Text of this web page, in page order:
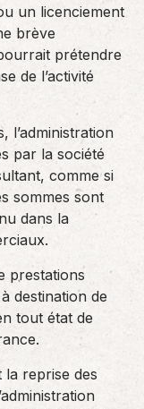
un licenciement
brève
prétendre
de l’activité
l’administration
par la société
comme si
sommes sont
dans la
prestations
destination de
tout état de
la reprise des